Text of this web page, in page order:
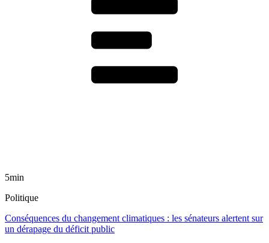
5min
Politique
Conséquences du changement climatiques : les sénateurs alertent sur
un dérapage du déficit public